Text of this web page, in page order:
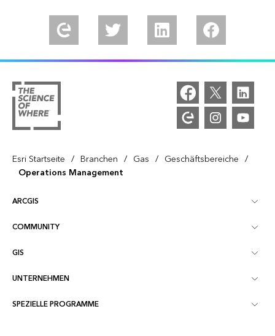
Esri Startseite / Branchen / Gas / Geschäftsbereiche /
Operations Management
ARCGIS
ArcGIS – Überblick
Kartenerstellung
COMMUNITY
Esri Community
ArcGIS Blog
GIS
Was ist GIS?
Location Intelligence
UNTERNEHMEN
Esri als Unternehmen
SPEZIELLE PROGRAMME